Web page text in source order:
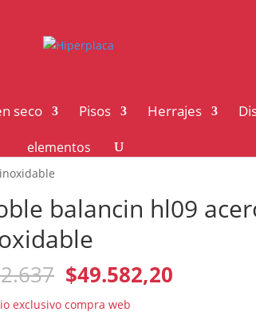
seco Pisos Herrajes
elementos
balancin hl09
El
precio
original
$49.582,20